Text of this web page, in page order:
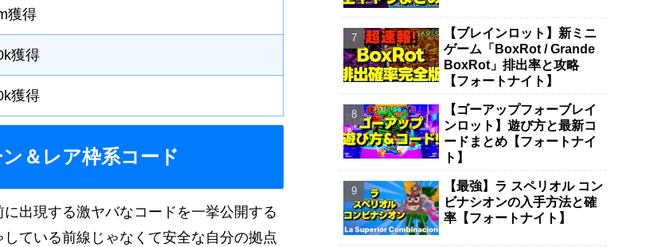
獲得
獲得
獲得
＆レア枠系コード
出現する激ヤバなコードを一挙公開する
ている前線じゃなくて安全な自分の拠点
【ブレインロット】新ミニ
ゲーム「BoxRot / Grande
BoxRot」排出率と攻略
【フォートナイト】
【ゴーアップフォーブレイ
ンロット】遊び方と最新コ
ードまとめ【フォートナイ
ト】
【最強】ラ スペリオル コン
ビナシオンの入手方法と確
率【フォートナイト】